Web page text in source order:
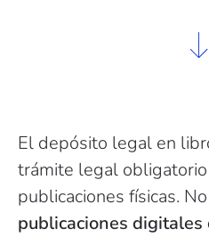
El depósito legal en
trámite legal
publicaciones físicas.
publicaciones digitales